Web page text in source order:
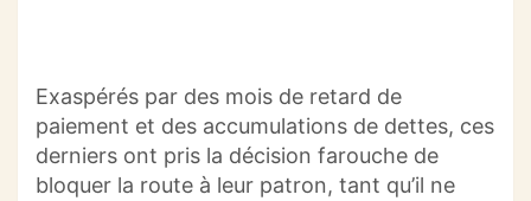
Exaspérés par des mois de retard de
paiement et des accumulations de dettes, ces
derniers ont pris la décision farouche de
bloquer la route à leur patron, tant qu’il ne